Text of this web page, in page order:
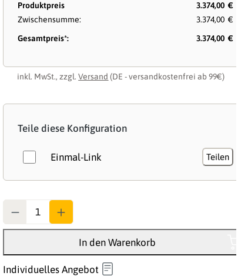
Produktpreis
3.374,00 €
Zwischensumme:
3.374,00 €
Gesamtpreis*:
3.374,00 €
inkl. MwSt., zzgl.Versand (DE - versandkostenfrei ab 99€)
Teile diese Konfiguration
Einmal-Link Teilen
In den Warenkorb
Individuelles Angebot